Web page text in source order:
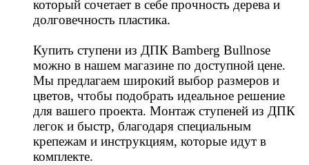
который сочетает в себе прочность дерева и
долговечность пластика.
Купить ступени из ДПК Bamberg Bullnose
можно в нашем магазине по доступной цене.
Мы предлагаем широкий выбор размеров и
цветов, чтобы подобрать идеальное решение
для вашего проекта. Монтаж ступеней из ДПК
легок и быстр, благодаря специальным
крепежам и инструкциям, которые идут в
комплекте.